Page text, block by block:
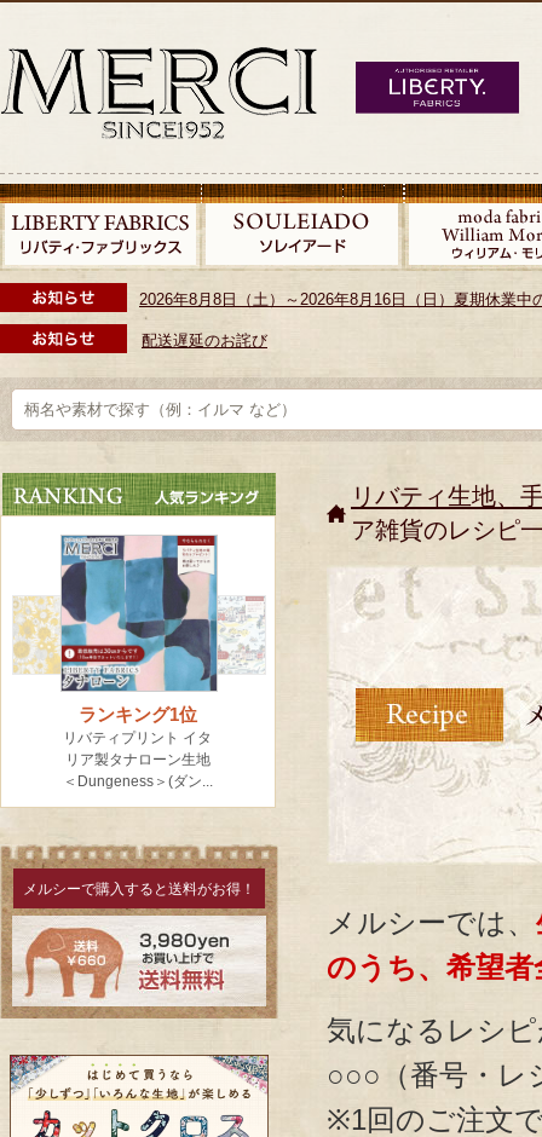
2026年8月8日（土）～2026年8月16日（日）夏期休業中
配送遅延のお詫び
メルシーで購入すると送料がお得！
リバティ生地、
ア雑貨のレシピ
メルシーでは、
のうち、希望
気になるレシ
○○○（番号・レ
※1回のご注文